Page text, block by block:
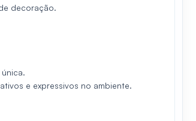
decoração.
e expressivos no ambiente.